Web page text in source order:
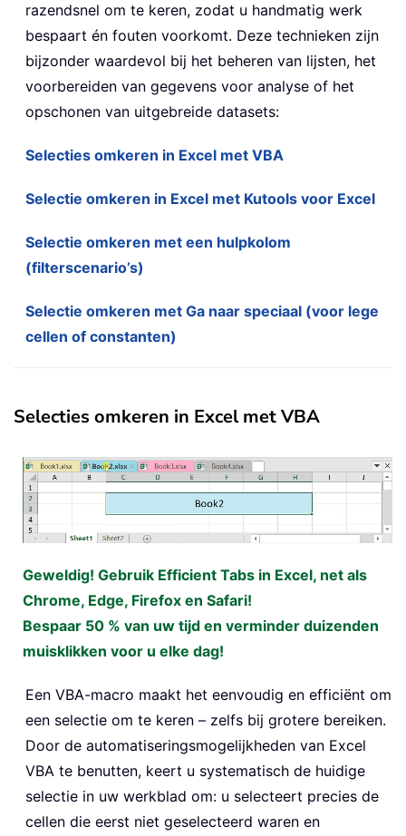
razendsnel om te keren, zodat u handmatig werk
bespaart én fouten voorkomt. Deze technieken zijn
bijzonder waardevol bij het beheren van lijsten, het
voorbereiden van gegevens voor analyse of het
opschonen van uitgebreide datasets:
Selecties omkeren in Excel met VBA
Selectie omkeren in Excel met Kutools voor Excel
Selectie omkeren met een hulpkolom
(filterscenario’s)
Selectie omkeren met Ga naar speciaal (voor lege
cellen of constanten)
Selecties omkeren in Excel met VBA
Geweldig! Gebruik Efficient Tabs in Excel, net als
Chrome, Edge, Firefox en Safari!
Bespaar 50 % van uw tijd en verminder duizenden
muisklikken voor u elke dag!
Een VBA-macro maakt het eenvoudig en efficiënt om
een selectie om te keren – zelfs bij grotere bereiken.
Door de automatiseringsmogelijkheden van Excel
VBA te benutten, keert u systematisch de huidige
selectie in uw werkblad om: u selecteert precies de
cellen die eerst niet geselecteerd waren en